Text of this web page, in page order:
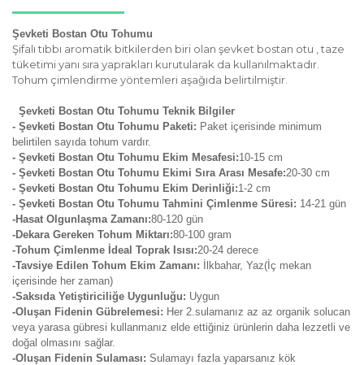
Şevketi Bostan Otu Tohumu
Şifalı tıbbı aromatik bitkilerden biri olan şevket bostan otu , taze
tüketimi yanı sıra yaprakları kurutularak da kullanılmaktadır.
Tohum çimlendirme yöntemleri aşağıda belirtilmiştir.
Şevketi Bostan Otu Tohumu Teknik Bilgiler
- Şevketi Bostan Otu Tohumu Paketi: Paket içerisinde minimum
belirtilen sayıda tohum vardır.
- Şevketi Bostan Otu Tohumu Ekim Mesafesi:10-15 cm
- Şevketi Bostan Otu Tohumu Ekimi Sıra Arası Mesafe:20-30 cm
- Şevketi Bostan Otu Tohumu Ekim Derinliği:1-2 cm
- Şevketi Bostan Otu Tohumu Tahmini Çimlenme Süresi: 14-21 gün
-Hasat Olgunlaşma Zamanı:80-120 gün
-Dekara Gereken Tohum Miktarı:80-100 gram
-Tohum Çimlenme İdeal Toprak Isısı:20-24 derece
-Tavsiye Edilen Tohum Ekim Zamanı:
İlkbahar, Yaz(İç mekan
içerisinde her zaman)
-Saksıda Yetiştiriciliğe Uygunluğu: Uygun
-Oluşan Fidenin Gübrelemesi: Her 2.sulamanız az az organik solucan
veya yarasa gübresi kullanmanız elde ettiğiniz ürünlerin daha lezzetli ve
doğal olmasını sağlar.
-Oluşan Fidenin Sulaması: Sulamayı fazla yaparsanız kök